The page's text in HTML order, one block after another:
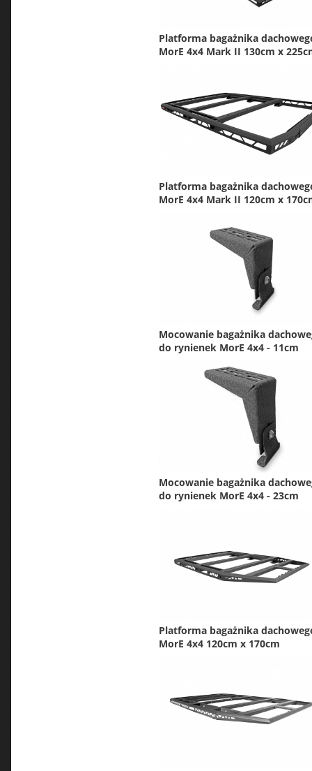
Platforma bagażnika
MorE 4x4 Mark II 130cm x
Platforma bagażnika
MorE 4x4 Mark II 120cm x
Mocowanie bagażnika
do rynienek MorE 4x4 - 11cm
Mocowanie bagażnika
do rynienek MorE 4x4 - 23cm
Platforma bagażnika
MorE 4x4 120cm x 170cm